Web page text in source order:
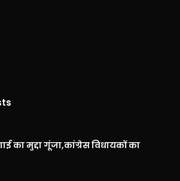
का मुद्दा गूंजा,कांग्रेस विधायकों का